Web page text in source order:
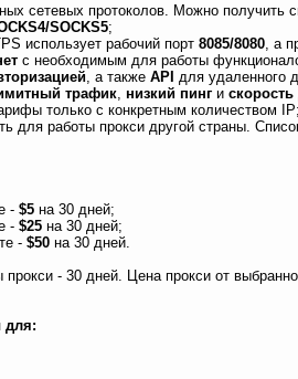
сетевых протоколов. Можно получить
SOCKS5;
использует рабочий порт 8085/8080 , а
с необходимым для работы
, а также API для удаленного
трафик низкий пинг и
только с конкретным количеством IP;
для работы прокси другой страны.
- $5 на 30 дней;
- $25 на 30 дней;
- $50 на 30 дней.
- 30 дней. Цена прокси от
для: